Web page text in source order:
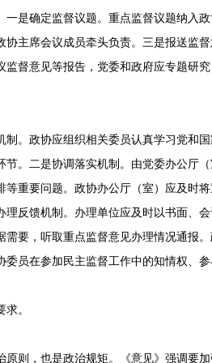
是确定监督议题。重点监督议题纳入
主席会议成员牵头负责。三是报送监
督意见等报告，党委和政府应专题研
。政协应组织相关委员认真学习党和
。二是协调落实机制。由党委办公厅
重要问题。政协办公厅（室）应及时
反馈机制。办理单位应及时以书面、
要，听取重点监督意见办理情况通报
员在参加民主监督工作中的知情权、参
。
则，也是政治规矩。《意见》强调要